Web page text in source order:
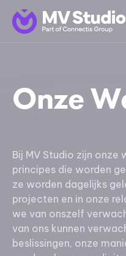
Onze
Bij MV Studio zijn onze
principes die worden
ze worden dagelijks
projecten en in onze
we van onszelf
van ons kunnen
beslissingen, onze